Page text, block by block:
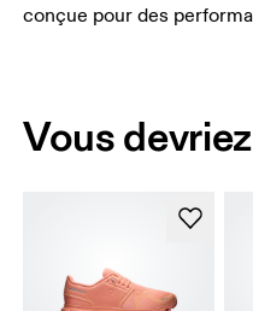
conçue pour des
Vous